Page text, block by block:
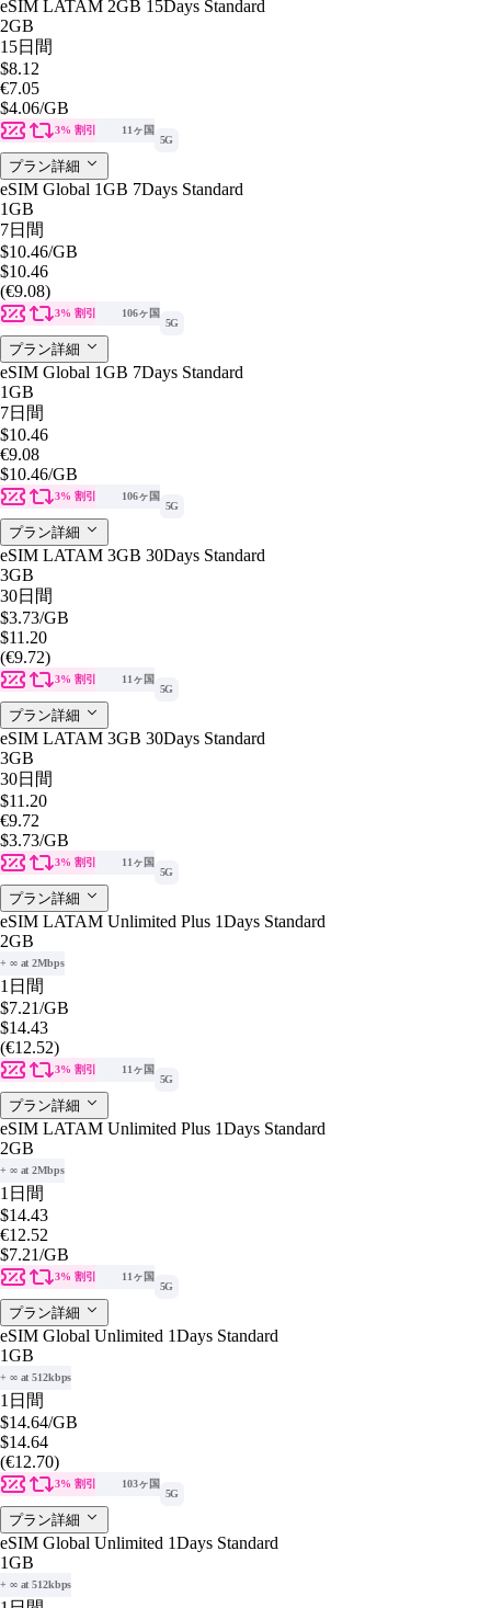
eSIM LATAM 2GB 15Days Standard
2GB
15日間
$8.12
€7.05
$4.06/GB
3% 割引
11ヶ国
5G
プラン詳細
eSIM Global 1GB 7Days Standard
1GB
7日間
$10.46/GB
$10.46
(€9.08)
3% 割引
106ヶ国
5G
プラン詳細
eSIM Global 1GB 7Days Standard
1GB
7日間
$10.46
€9.08
$10.46/GB
3% 割引
106ヶ国
5G
プラン詳細
eSIM LATAM 3GB 30Days Standard
3GB
30日間
$3.73/GB
$11.20
(€9.72)
3% 割引
11ヶ国
5G
プラン詳細
eSIM LATAM 3GB 30Days Standard
3GB
30日間
$11.20
€9.72
$3.73/GB
3% 割引
11ヶ国
5G
プラン詳細
eSIM LATAM Unlimited Plus 1Days Standard
2GB
+ ∞ at 2Mbps
1日間
$7.21/GB
$14.43
(€12.52)
3% 割引
11ヶ国
5G
プラン詳細
eSIM LATAM Unlimited Plus 1Days Standard
2GB
+ ∞ at 2Mbps
1日間
$14.43
€12.52
$7.21/GB
3% 割引
11ヶ国
5G
プラン詳細
eSIM Global Unlimited 1Days Standard
1GB
+ ∞ at 512kbps
1日間
$14.64/GB
$14.64
(€12.70)
3% 割引
103ヶ国
5G
プラン詳細
eSIM Global Unlimited 1Days Standard
1GB
+ ∞ at 512kbps